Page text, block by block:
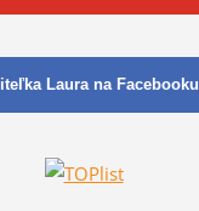
Laura na Facebooku